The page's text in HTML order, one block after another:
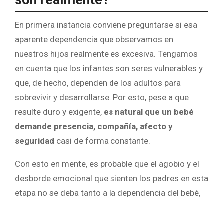
En primera instancia conviene preguntarse si esa
aparente dependencia que observamos en
nuestros hijos realmente es excesiva. Tengamos
en cuenta que los infantes son seres vulnerables y
que, de hecho, dependen de los adultos para
sobrevivir y desarrollarse. Por esto, pese a que
resulte duro y exigente, es natural que un bebé
demande presencia, compañía, afecto y
seguridad casi de forma constante.
Con esto en mente, es probable que el agobio y el
desborde emocional que sienten los padres en esta
etapa no se deba tanto a la dependencia del bebé,